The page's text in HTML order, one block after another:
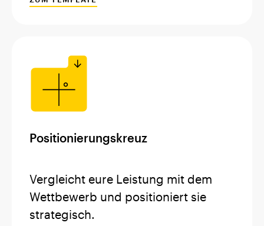
Positionierungskreuz
Vergleicht eure Leistung mit dem
Wettbewerb und positioniert sie
strategisch.